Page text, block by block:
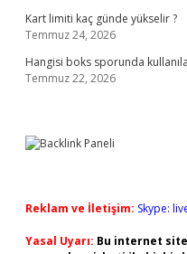
Kart limiti kaç günde yükselir ?
Temmuz 24, 2026
Hangisi boks sporunda
Temmuz 22, 2026
Reklam ve İletişim: Skype:
Yasal Uyarı: Bu internet